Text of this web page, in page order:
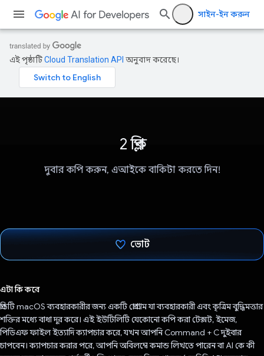
সাইন-ইন করুন
এই পৃষ্ঠাটিCloud Translation API অনুবাদ করেছে।
2 ক্লিপ
দুবার কপি করুন, এআইকে বাকিটা করতে দিন!
ভোট
এটা কি করে
প্রতিটি macOS ব্যবহারকারীর জন্য একটি প্রোগ্রাম যা ব্যবহারকারী এবং কৃত্রিম বুদ্ধিমত্তার
শক্তির মধ্যে বাধা দূর করে। এই ইউটিলিটি যেকোনো কপি করা টেক্সট, ইমেজ,
পিডিএফ ফাইল ইত্যাদি ক্যাপচার করে, যখন আপনি Command + C দুইবার
চাপবেন। ক্যাপচার করার পরে, আপনি অবিলম্বে কমান্ড লিখতে পারেন বা AI কে কী